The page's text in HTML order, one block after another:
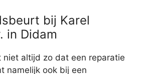
bij Karel
in Didam
niet altijd zo dat een reparatie
namelijk ook bij een